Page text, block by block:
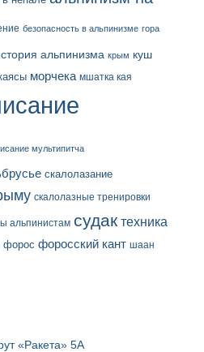
безопасность в альпинизме гора
альпинизма крым куш
морчека мшатка кая
мультипитча
скалолазание
скалолазные тренировки
альпинистам судак техника
форос форосский кант шаан
«Ракета» 5А